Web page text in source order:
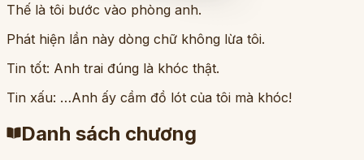
Thế là tôi bước vào phòng anh.
Phát hiện lần này dòng chữ không lừa tôi.
Tin tốt: Anh trai đúng là khóc thật.
Tin xấu: …Anh ấy cầm đồ lót của tôi mà khóc!
Danh sách chương